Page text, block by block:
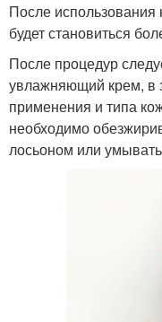
После использования
будет становиться
После процедур
увлажняющий крем, в
применения и типа
необходимо
лосьоном или